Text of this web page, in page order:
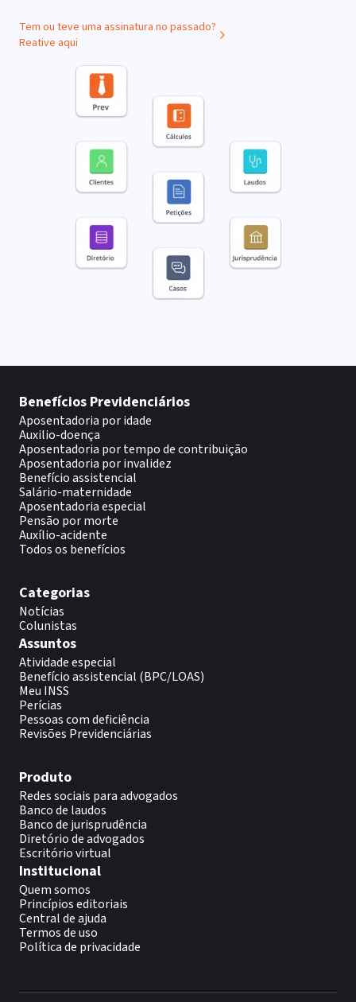
Tem ou teve uma assinatura no passado?
Reative aqui
Benefícios Previdenciários
Aposentadoria por idade
Auxilio-doença
Aposentadoria por tempo de contribuição
Aposentadoria por invalidez
Benefício assistencial
Salário-maternidade
Aposentadoria especial
Pensão por morte
Auxílio-acidente
Todos os benefícios
Categorias
Notícias
Colunistas
Assuntos
Atividade especial
Benefício assistencial (BPC/LOAS)
Meu INSS
Perícias
Pessoas com deficiência
Revisões Previdenciárias
Produto
Redes sociais para advogados
Banco de laudos
Banco de jurisprudência
Diretório de advogados
Escritório virtual
Institucional
Quem somos
Princípios editoriais
Central de ajuda
Termos de uso
Política de privacidade